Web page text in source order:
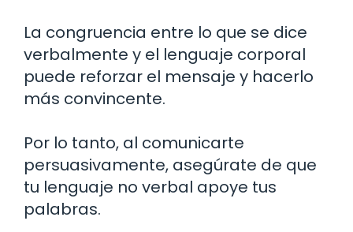
La congruencia entre lo que se dice
verbalmente y el lenguaje corporal
puede reforzar el mensaje y hacerlo
más convincente.
Por lo tanto, al comunicarte
persuasivamente, asegúrate de que
tu lenguaje no verbal apoye tus
palabras.